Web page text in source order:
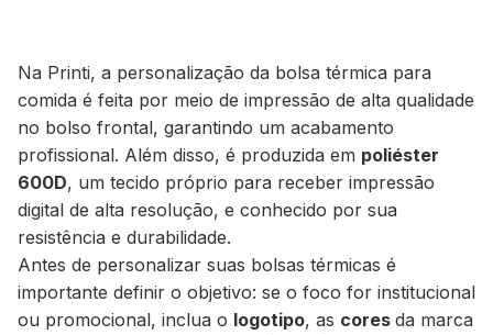
Na Printi, a personalização da bolsa térmica para
comida é feita por meio de impressão de alta qualidade
no bolso frontal, garantindo um acabamento
profissional. Além disso, é produzida em poliéster
600D, um tecido próprio para receber impressão
digital de alta resolução, e conhecido por sua
resistência e durabilidade.
Antes de personalizar suas bolsas térmicas é
importante definir o objetivo: se o foco for institucional
ou promocional, inclua o logotipo, as cores da marca